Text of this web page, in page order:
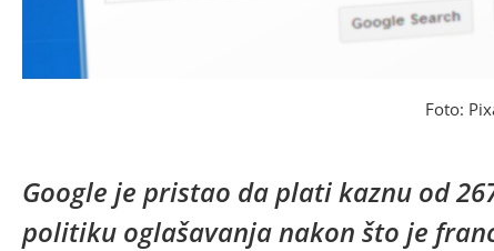
Foto:
Google je pristao da plati kaznu od
politiku oglašavanja nakon što je